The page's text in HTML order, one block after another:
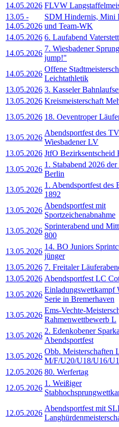
14.05.2026 FLVW
13.05 -
14.05.2026
SDM Hindernis, Mini
und Team-WK
14.05.2026 6. Laufabend
14.05.2026
7. Wiesbadener
jump!"
14.05.2026
Offene
Leichtathletik
13.05.2026 3. Kasseler
13.05.2026 Kreismeisterschaft
13.05.2026 18. Oeventroper
13.05.2026
Abendsportfest des
Wiesbadener LV
13.05.2026 JtfO Bezirksentscheid
13.05.2026
1. Stababend 2026
Berlin
13.05.2026
1. Abendsportfest des
1892
13.05.2026
Abendsportfest mit
Sportzeichenabnahme
13.05.2026
Sprinterabend und
800
13.05.2026
14. BO Juniors
jünger
13.05.2026 7. Freitaler
13.05.2026 Abendsportfest LC
13.05.2026
Einladungswettkampf
Serie in Bremerhaven
13.05.2026
Ems-Vechte-
Rahmenwettbewerb L
13.05.2026
2. Edenkobener
Abendsportfest
13.05.2026
Obb. Meisterschaften
M/F/U20/U18/U16/
12.05.2026 80. Werfertag
12.05.2026
1. Weißiger
12.05.2026
Abendsportfest mit